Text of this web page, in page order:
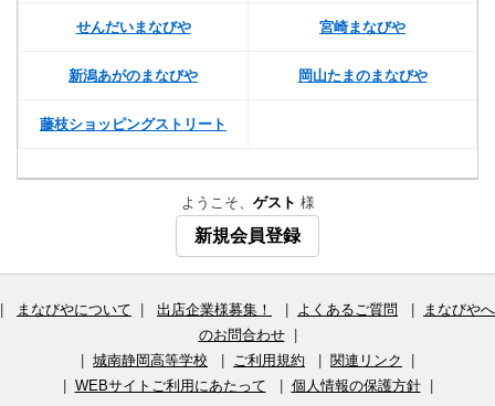
せんだいまなびや 宮崎まなびや
新潟あがのまなびや 岡山たまのまなびや
藤枝ショッピングストリート
ようこそ、 ゲスト 様
新規会員登録
まなびやについて 出店企業様募集！ よくあるご質問
まなびやへ
のお問合わせ|
城南静岡高等学校 ご利用規約 関連リンク
WEBサイトご利用にあたって 個人情報の保護方針|